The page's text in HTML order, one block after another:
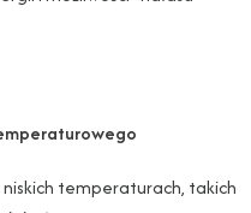
niskich temperaturach, takich